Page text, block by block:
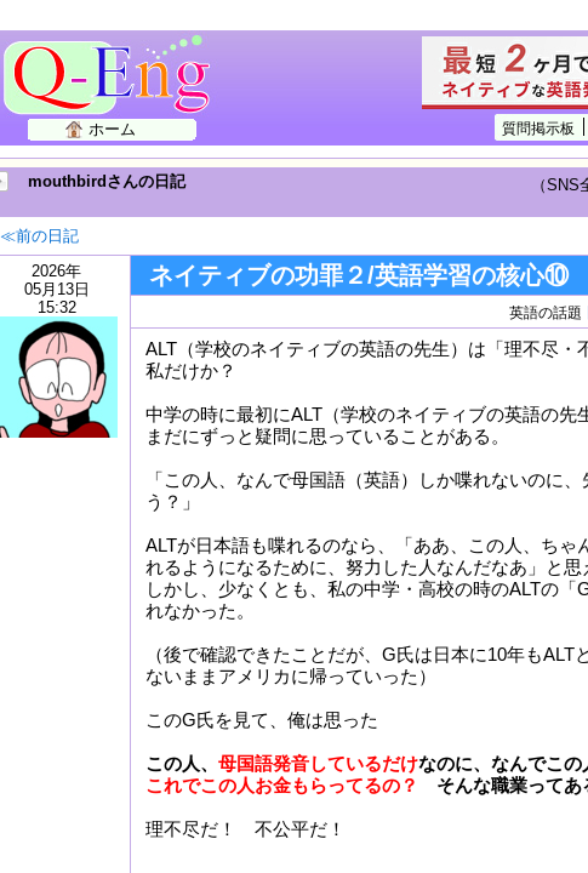
質問掲示板
ホーム
mouthbirdさんの日記
（
≪前の日記
2026年
05月13日
15:32
ネイティブの功罪２/英語学習の核心⑩
英語の話題
ALT（学校のネイティブの英語の先生）は「理不尽・
私だけか？
中学の時に最初にALT（学校のネイティブの英語の先
まだにずっと疑問に思っていることがある。
「この人、なんで母国語（英語）しか喋れないのに
う？」
ALTが日本語も喋れるのなら、「ああ、この人、ちゃ
れるようになるために、努力した人なんだなあ」と思
しかし、少なくとも、私の中学・高校の時のALTの「
れなかった。
（後で確認できたことだが、G氏は日本に10年もALT
ないままアメリカに帰っていった）
このG氏を見て、俺は思った
この人、 母国語発音しているだけなのに、なんでこの
これでこの人お金もらってるの？
そんな職業ってあ
理不尽だ！ 不公平だ！